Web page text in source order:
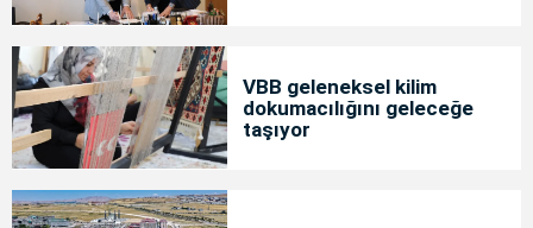
VBB geleneksel kilim
dokumacılığını geleceğe
taşıyor